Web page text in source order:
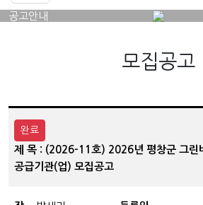
공고안내
모집공고
완료
제 목 : (2026-11호) 2026년 평창군 그린
공급기관(업) 모집공고